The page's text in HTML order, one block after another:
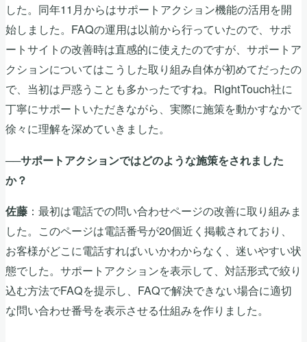
した。同年11月からはサポートアクション機能の活用を開
始しました。FAQの運用は以前から行っていたので、サポ
ートサイトの改善時は直感的に使えたのですが、サポートア
クションについてはこうした取り組み自体が初めてだったの
で、当初は戸惑うことも多かったですね。RightTouch社に
丁寧にサポートいただきながら、実際に施策を動かすなかで
徐々に理解を深めていきました。
──サポートアクションではどのような施策をされました
か？
佐藤 ：最初は電話での問い合わせページの改善に取り組みま
した。このページは電話番号が20個近く掲載されており、
お客様がどこに電話すればいいかわからなく、迷いやすい状
態でした。サポートアクションを表示して、対話形式で絞り
込む方法でFAQを提示し、FAQで解決できない場合に適切
な問い合わせ番号を表示させる仕組みを作りました。